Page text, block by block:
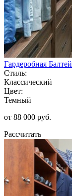
Гардеробная Балтей
Стиль:
Классический
Цвет:
Темный
от 88 000 руб.
Рассчитать